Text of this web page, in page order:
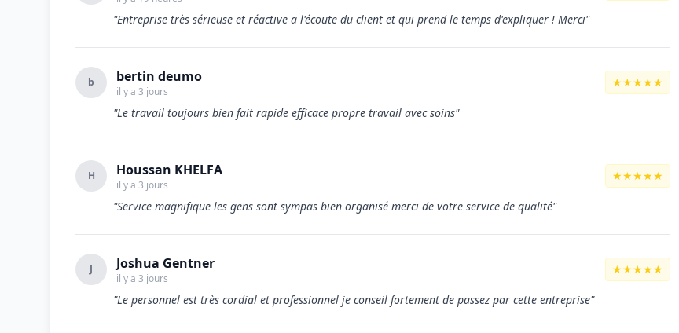
"Entreprise très sérieuse et réactive a l'écoute du client et qui prend le temps d'expliquer ! Merci"
b bertin deumo
il y a 3 jours
★★★★★
"Le travail toujours bien fait rapide efficace propre travail avec soins"
H Houssan KHELFA
il y a 3 jours
★★★★★
"Service magnifique les gens sont sympas bien organisé merci de votre service de qualité"
J Joshua Gentner
il y a 3 jours
★★★★★
"Le personnel est très cordial et professionnel je conseil fortement de passez par cette entreprise"